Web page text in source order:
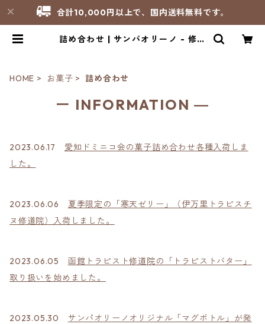
合計10,000円以上で、国内送料無料です。
詰め合わせ | サンパオリーノ - 修道
HOME お菓子 詰め合わせ
ー INFORMATION ―
2023.06.17 愛知ドミニコ会の菓子詰め合わせ各種入荷しま
した。
2023.06.06 夏季限定の「寒天ゼリー」（伊万里トラピスチ
ヌ修道院）入荷しました。
2023.06.05 函館トラピスト修道院の「トラピストバター」
取り扱いを始めました。
2023.05.30 サンパオリーノオリジナル「マグボトル」が発